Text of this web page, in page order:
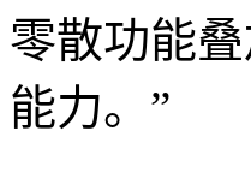
零散功能
能力。”